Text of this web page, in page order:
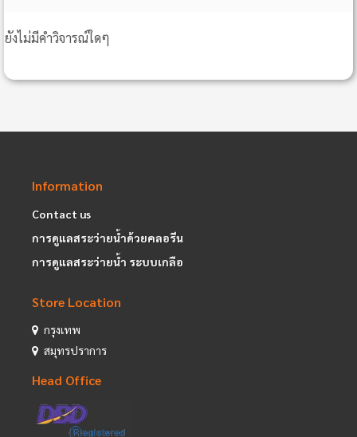
ยังไม่มีคำวิจารณ์ใดๆ
Information
Contact us
การดูแลสระว่ายน้ำด้วยคลอรีน
การดูแลสระว่ายน้ำ ระบบเกลือ
Store Location
กรุงเทพ
สมุทรปราการ
Head Office